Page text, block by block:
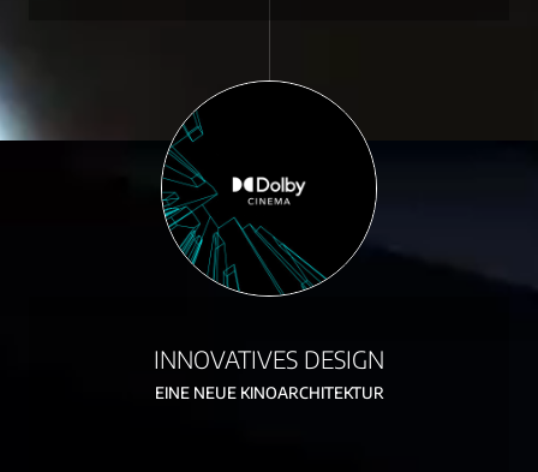
INNOVATIVES DESIGN
EINE NEUE KINOARCHITEKTUR